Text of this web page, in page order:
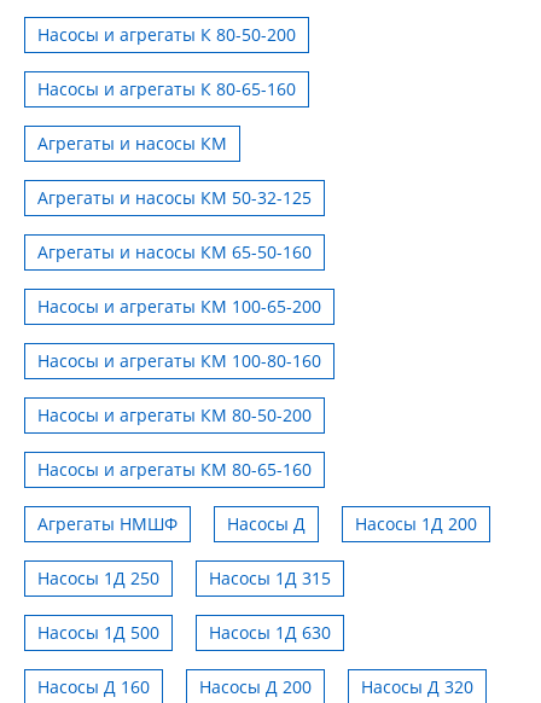
Насосы и агрегаты К 80-50-200
Насосы и агрегаты К 80-65-160
Агрегаты и насосы КМ
Агрегаты и насосы КМ 50-32-125
Агрегаты и насосы КМ 65-50-160
Насосы и агрегаты КМ 100-65-200
Насосы и агрегаты КМ 100-80-160
Насосы и агрегаты КМ 80-50-200
Насосы и агрегаты КМ 80-65-160
Агрегаты НМШФ Насосы Д Насосы 1Д 200
Насосы 1Д 250 Насосы 1Д 315
Насосы 1Д 500 Насосы 1Д 630
Насосы Д 160 Насосы Д 200 Насосы Д 320